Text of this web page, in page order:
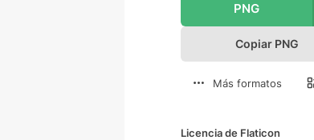
PNG
Copiar PNG
Más formatos
Licencia de Flaticon